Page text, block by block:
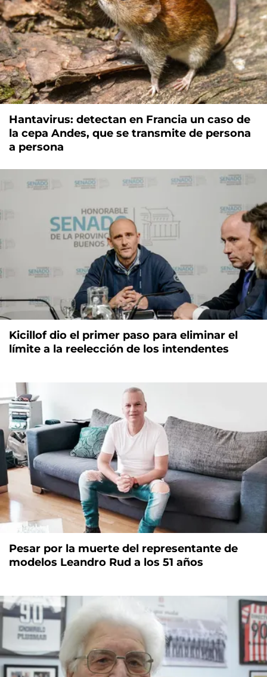
Hantavirus: detectan en Francia un caso de
la cepa Andes, que se transmite de persona
a persona
Kicillof dio el primer paso para eliminar el
límite a la reelección de los intendentes
Pesar por la muerte del representante de
modelos Leandro Rud a los 51 años